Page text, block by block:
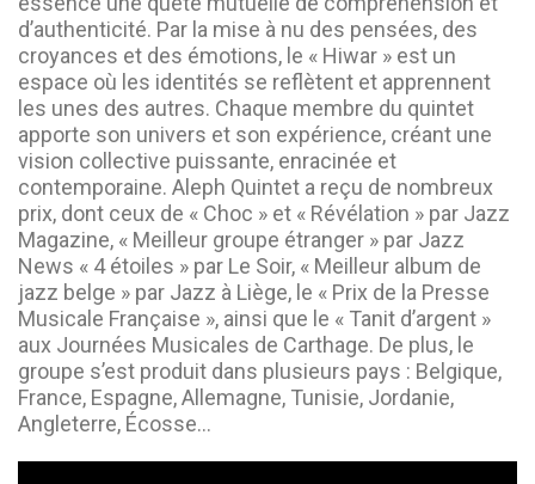
d’authenticité. Par la mise à nu des pensées, des
croyances et des émotions, le « Hiwar » est un
espace où les identités se reflètent et apprennent
les unes des autres. Chaque membre du quintet
apporte son univers et son expérience, créant une
vision collective puissante, enracinée et
contemporaine. Aleph Quintet a reçu de nombreux
prix, dont ceux de « Choc » et « Révélation » par Jazz
Magazine, « Meilleur groupe étranger » par Jazz
News « 4 étoiles » par Le Soir, « Meilleur album de
jazz belge » par Jazz à Liège, le « Prix de la Presse
Musicale Française », ainsi que le « Tanit d’argent »
aux Journées Musicales de Carthage. De plus, le
groupe s’est produit dans plusieurs pays : Belgique,
France, Espagne, Allemagne, Tunisie, Jordanie,
Angleterre, Écosse…